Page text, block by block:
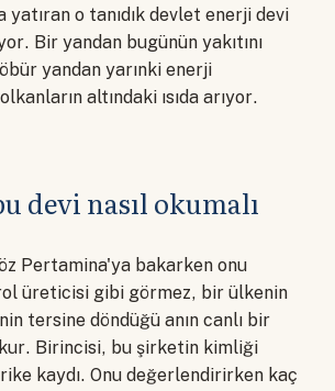
yatıran o tanıdık devlet enerji devi
Bir yandan bugünün yakıtını
yandan yarınki enerji
altındaki ısıda arıyor.
devi nasıl okumalı
Pertamina'ya bakarken onu
üreticisi gibi görmez, bir ülkenin
tersine döndüğü anın canlı bir
Birincisi, bu şirketin kimliği
kaydı. Onu değerlendirirken kaç